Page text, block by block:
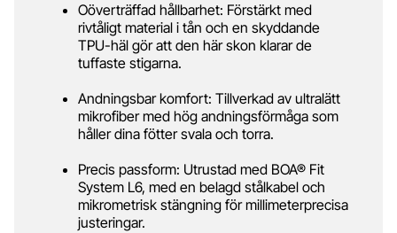
Oöverträffad hållbarhet: Förstärkt med
rivtåligt material i tån och en skyddande
TPU-häl gör att den här skon klarar de
tuffaste stigarna.
Andningsbar komfort: Tillverkad av ultralätt
mikrofiber med hög andningsförmåga som
håller dina fötter svala och torra.
Precis passform: Utrustad med BOA® Fit
System L6, med en belagd stålkabel och
mikrometrisk stängning för millimeterprecisa
justeringar.